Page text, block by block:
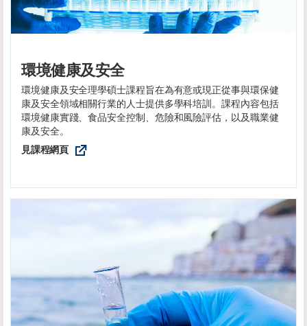
環境健康及安全
環境健康及安全理學碩士課程旨在為有意或現正從事與環保健
康及安全領域相關行業的人士提供多學科培訓。課程內容包括
環境健康實踐、食品安全控制、危險和風險評估，以及職業健
康及安全。
見課程網頁